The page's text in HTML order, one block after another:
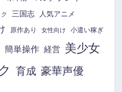
三国志 人気アニメ
原作あり 女性向け 小遣い稼ぎ
簡単操作 経営 美少女
育成 豪華声優